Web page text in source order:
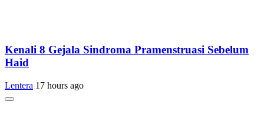
Kenali 8 Gejala Sindroma Pramenstruasi Sebelum
Haid
Lentera 17 hours ago